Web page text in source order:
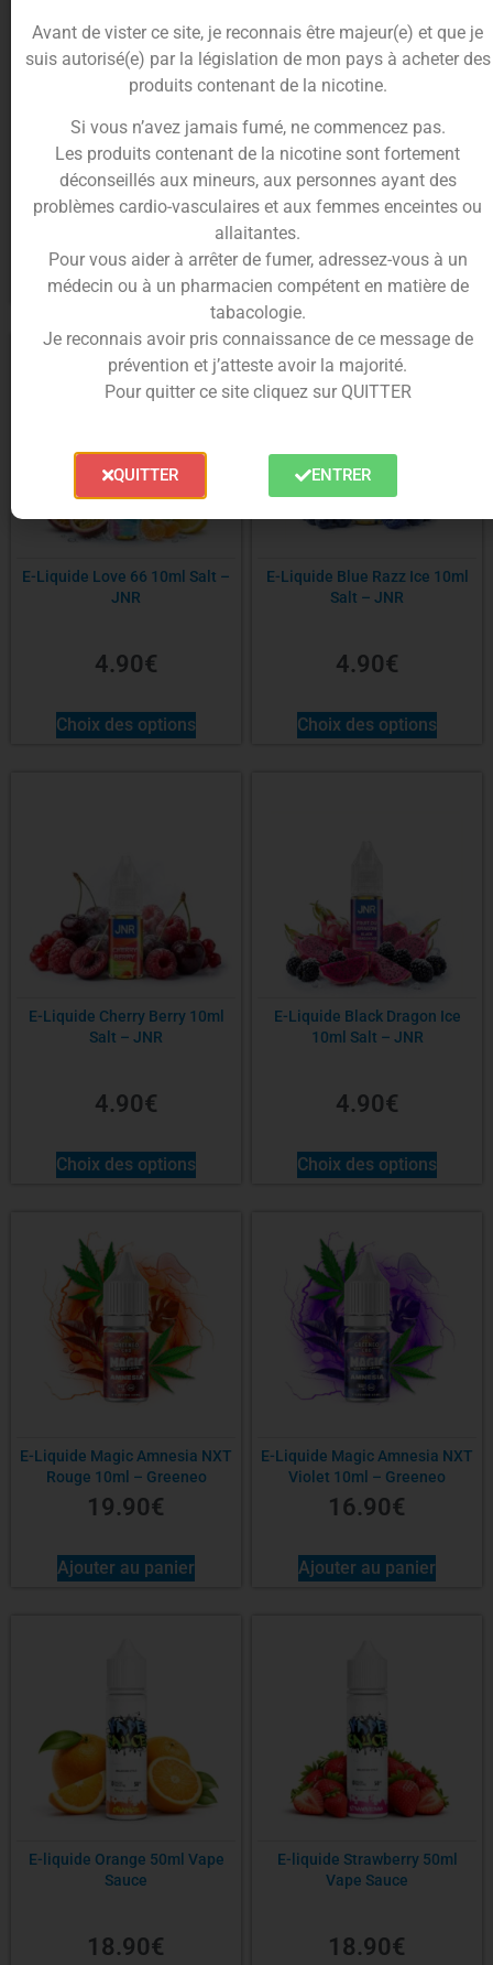
E-Liquide Strawberry Bull 10ml
Salt – JNR
Choix des options
E-Liquide Watermelon Lychee
10ml Salt – JNR
Choix des options
E-Liquide Love 66 10ml Salt –
JNR
4.90€
Choix des options
E-Liquide Blue Razz Ice 10ml
Salt – JNR
4.90€
Choix des options
E-Liquide Cherry Berry 10ml
Salt – JNR
4.90€
Choix des options
E-Liquide Black Dragon Ice
10ml Salt – JNR
4.90€
Choix des options
E-Liquide Magic Amnesia NXT
Rouge 10ml – Greeneo
19.90€
Ajouter au panier
E-Liquide Magic Amnesia NXT
Violet 10ml – Greeneo
16.90€
Ajouter au panier
E-liquide Orange 50ml Vape
Sauce
18.90€
E-liquide Strawberry 50ml
Vape Sauce
18.90€
Avant de vister ce site, je reconnais être majeur(e) et que je
suis autorisé(e) par la législation de mon pays à acheter des
produits contenant de la nicotine.
Si vous n’avez jamais fumé, ne commencez pas.
Les produits contenant de la nicotine sont fortement
déconseillés aux mineurs, aux personnes ayant des
problèmes cardio-vasculaires et aux femmes enceintes ou
allaitantes.
Pour vous aider à arrêter de fumer, adressez-vous à un
médecin ou à un pharmacien compétent en matière de
tabacologie.
Je reconnais avoir pris connaissance de ce message de
prévention et j’atteste avoir la majorité.
Pour quitter ce site cliquez sur QUITTER
QUITTER ENTRER